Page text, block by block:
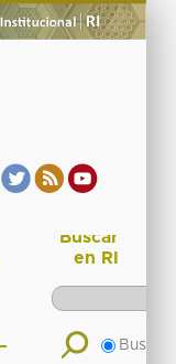
Buscar
en RI
Buscar